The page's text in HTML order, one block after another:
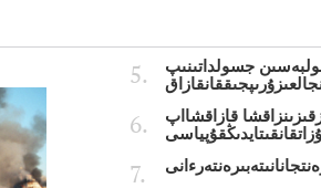
لاس قالالاەڭتىزلاس
جسولداتىنىپ
قازاقشااپ